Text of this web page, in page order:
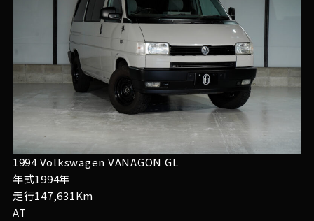
1994 Volkswagen VANAGON GL
年式1994年
走行147,631Km
AT